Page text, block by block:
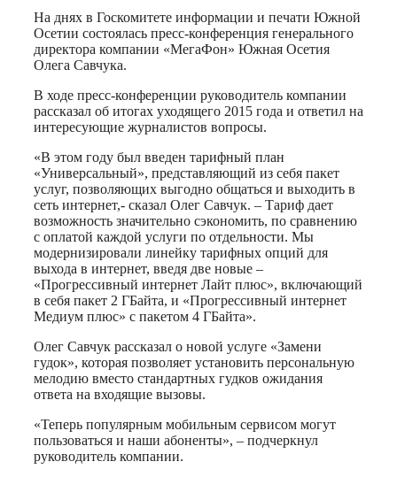
Print
На днях в Госкомитете информации и печати Южной
Осетии состоялась пресс-конференция генерального
директора компании «МегаФон» Южная Осетия
Олега Савчука.
В ходе пресс-конференции руководитель компании
рассказал об итогах уходящего 2015 года и ответил на
интересующие журналистов вопросы.
«В этом году был введен тарифный план
«Универсальный», представляющий из себя пакет
услуг, позволяющих выгодно общаться и выходить в
сеть интернет,- сказал Олег Савчук. – Тариф дает
возможность значительно сэкономить, по сравнению
с оплатой каждой услуги по отдельности. Мы
модернизировали линейку тарифных опций для
выхода в интернет, введя две новые –
«Прогрессивный интернет Лайт плюс», включающий
в себя пакет 2 ГБайта, и «Прогрессивный интернет
Медиум плюс» с пакетом 4 ГБайта».
Олег Савчук рассказал о новой услуге «Замени
гудок», которая позволяет установить персональную
мелодию вместо стандартных гудков ожидания
ответа на входящие вызовы.
«Теперь популярным мобильным сервисом могут
пользоваться и наши абоненты», – подчеркнул
руководитель компании.